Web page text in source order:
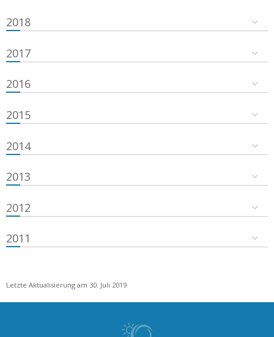
2018
2017
2016
2015
2014
2013
2012
2011
Letzte Aktualisierung am 30. Juli 2019